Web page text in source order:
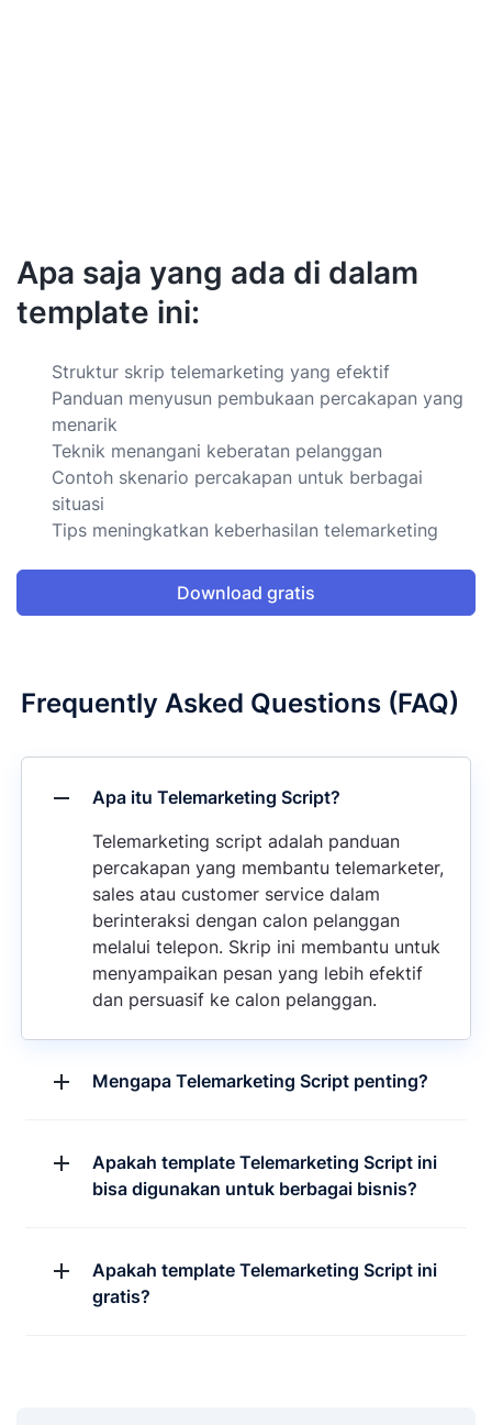
Apa saja yang ada di dalam
template ini:
Struktur skrip telemarketing yang efektif
Panduan menyusun pembukaan percakapan yang
menarik
Teknik menangani keberatan pelanggan
Contoh skenario percakapan untuk berbagai
situasi
Tips meningkatkan keberhasilan telemarketing
Download gratis
Frequently Asked Questions (FAQ)
Apa itu Telemarketing Script?
Telemarketing script adalah panduan
percakapan yang membantu telemarketer,
sales atau customer service dalam
berinteraksi dengan calon pelanggan
melalui telepon. Skrip ini membantu untuk
menyampaikan pesan yang lebih efektif
dan persuasif ke calon pelanggan.
Mengapa Telemarketing Script penting?
Apakah template Telemarketing Script ini
bisa digunakan untuk berbagai bisnis?
Apakah template Telemarketing Script ini
gratis?